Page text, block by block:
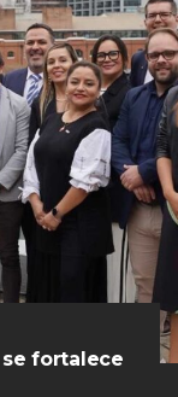
fortalece